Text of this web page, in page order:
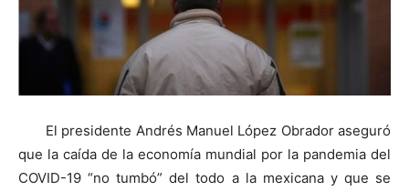
El presidente Andrés Manuel López Obrador aseguró
que la caída de la economía mundial por la pandemia del
COVID-19 “no tumbó” del todo a la mexicana y que se